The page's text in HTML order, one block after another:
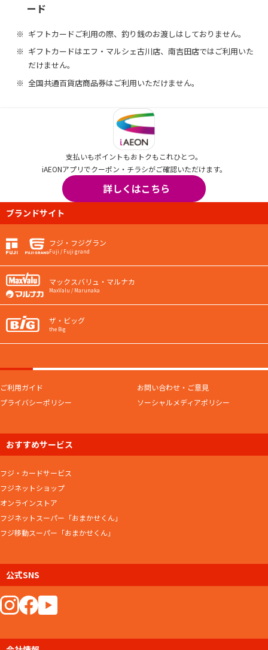
ード
ギフトカードご利用の際、釣り銭のお渡しはしておりません。
ギフトカードはエフ・マルシェ古川店、南吉田店ではご利用いた
だけません。
全国共通百貨店商品券はご利用いただけません。
支払いもポイントもおトクもこれひとつ。
iAEONアプリでクーポン・チラシがご確認いただけます。
詳しくはこちら
ブランドサイト
フジ・フジグラン
Fuji / Fuji grand
マックスバリュ・マルナカ
MaxValu / Marunaka
ザ・ビッグ
the Big
ご利用ガイド
お問い合わせ・ご意見
プライバシーポリシー
ソーシャルメディアポリシー
おすすめサービス
フジ・カードサービス
フジネットショップ
オンラインストア
フジネットスーパー「おまかせくん」
フジ移動スーパー「おまかせくん」
公式SNS